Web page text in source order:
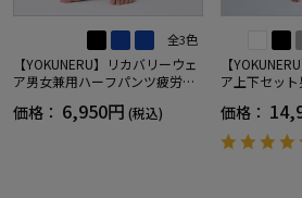
全3色
【YOKUNERU】リカバリーウェ
ア男女兼用ハーフパンツ疲労回
IX(R)【一般医療機器】SS～LLサ
価格： 6,950円 (税込)
【
ア上下セッ
進遠赤外線快
般医療機器
価格：